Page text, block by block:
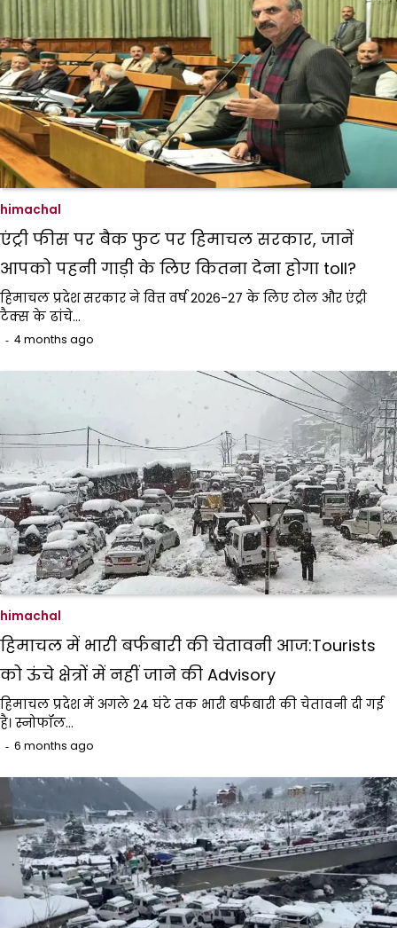
himachal
एंट्री फीस पर बैक फुट पर हिमाचल सरकार, जानें
आपको पहनी गाड़ी के लिए कितना देना होगा toll?
हिमाचल प्रदेश सरकार ने वित्त वर्ष 2026-27 के लिए टोल और एंट्री
टैक्स के ढांचे…
4 months ago
himachal
हिमाचल में भारी बर्फबारी की चेतावनी आज:Tourists
को ऊंचे क्षेत्रों में नहीं जाने की Advisory
हिमाचल प्रदेश में अगले 24 घंटे तक भारी बर्फबारी की चेतावनी दी गई
है। स्नोफॉल…
6 months ago